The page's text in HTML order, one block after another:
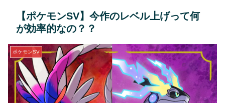
【ポケモンSV】今作のレベル上げって何
が効率的なの？？
ポケモンSV